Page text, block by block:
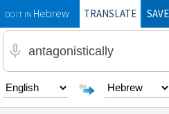
DO IT INHebrewTRANSLATE